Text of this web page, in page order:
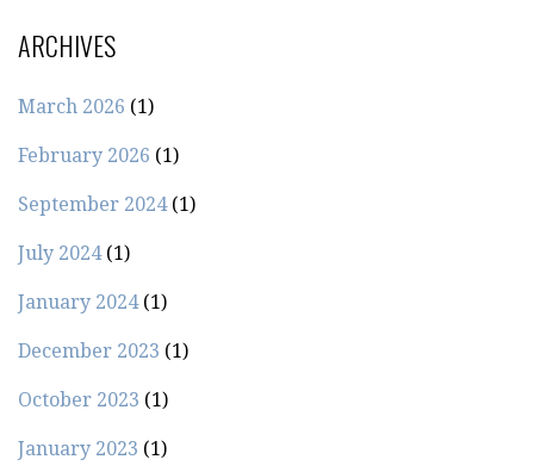
ARCHIVES
March 2026 (1)
February 2026 (1)
September 2024(1)
July 2024(1)
January 2024(1)
December 2023 (1)
October 2023 (1)
January 2023 (1)